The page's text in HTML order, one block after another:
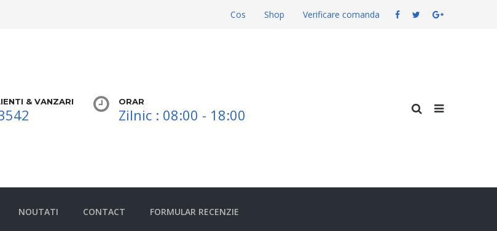
Cos Shop Verificare comanda
& VANZARI ORAR
Zilnic : 08:00 - 18:00
NOUTATI CONTACT FORMULAR RECENZIE